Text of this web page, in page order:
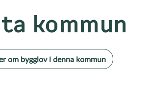
kommun
om bygglov i denna kommun